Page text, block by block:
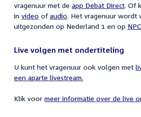
vragenuur met de app Debat Direct. Of
in video of audio. Het vragenuur wordt
uitgezonden op Nederland 1 en op
Live volgen met ondertiteling
U kunt het vragenuur ook volgen met
een aparte livestream.
Klik voor meer informatie over de live